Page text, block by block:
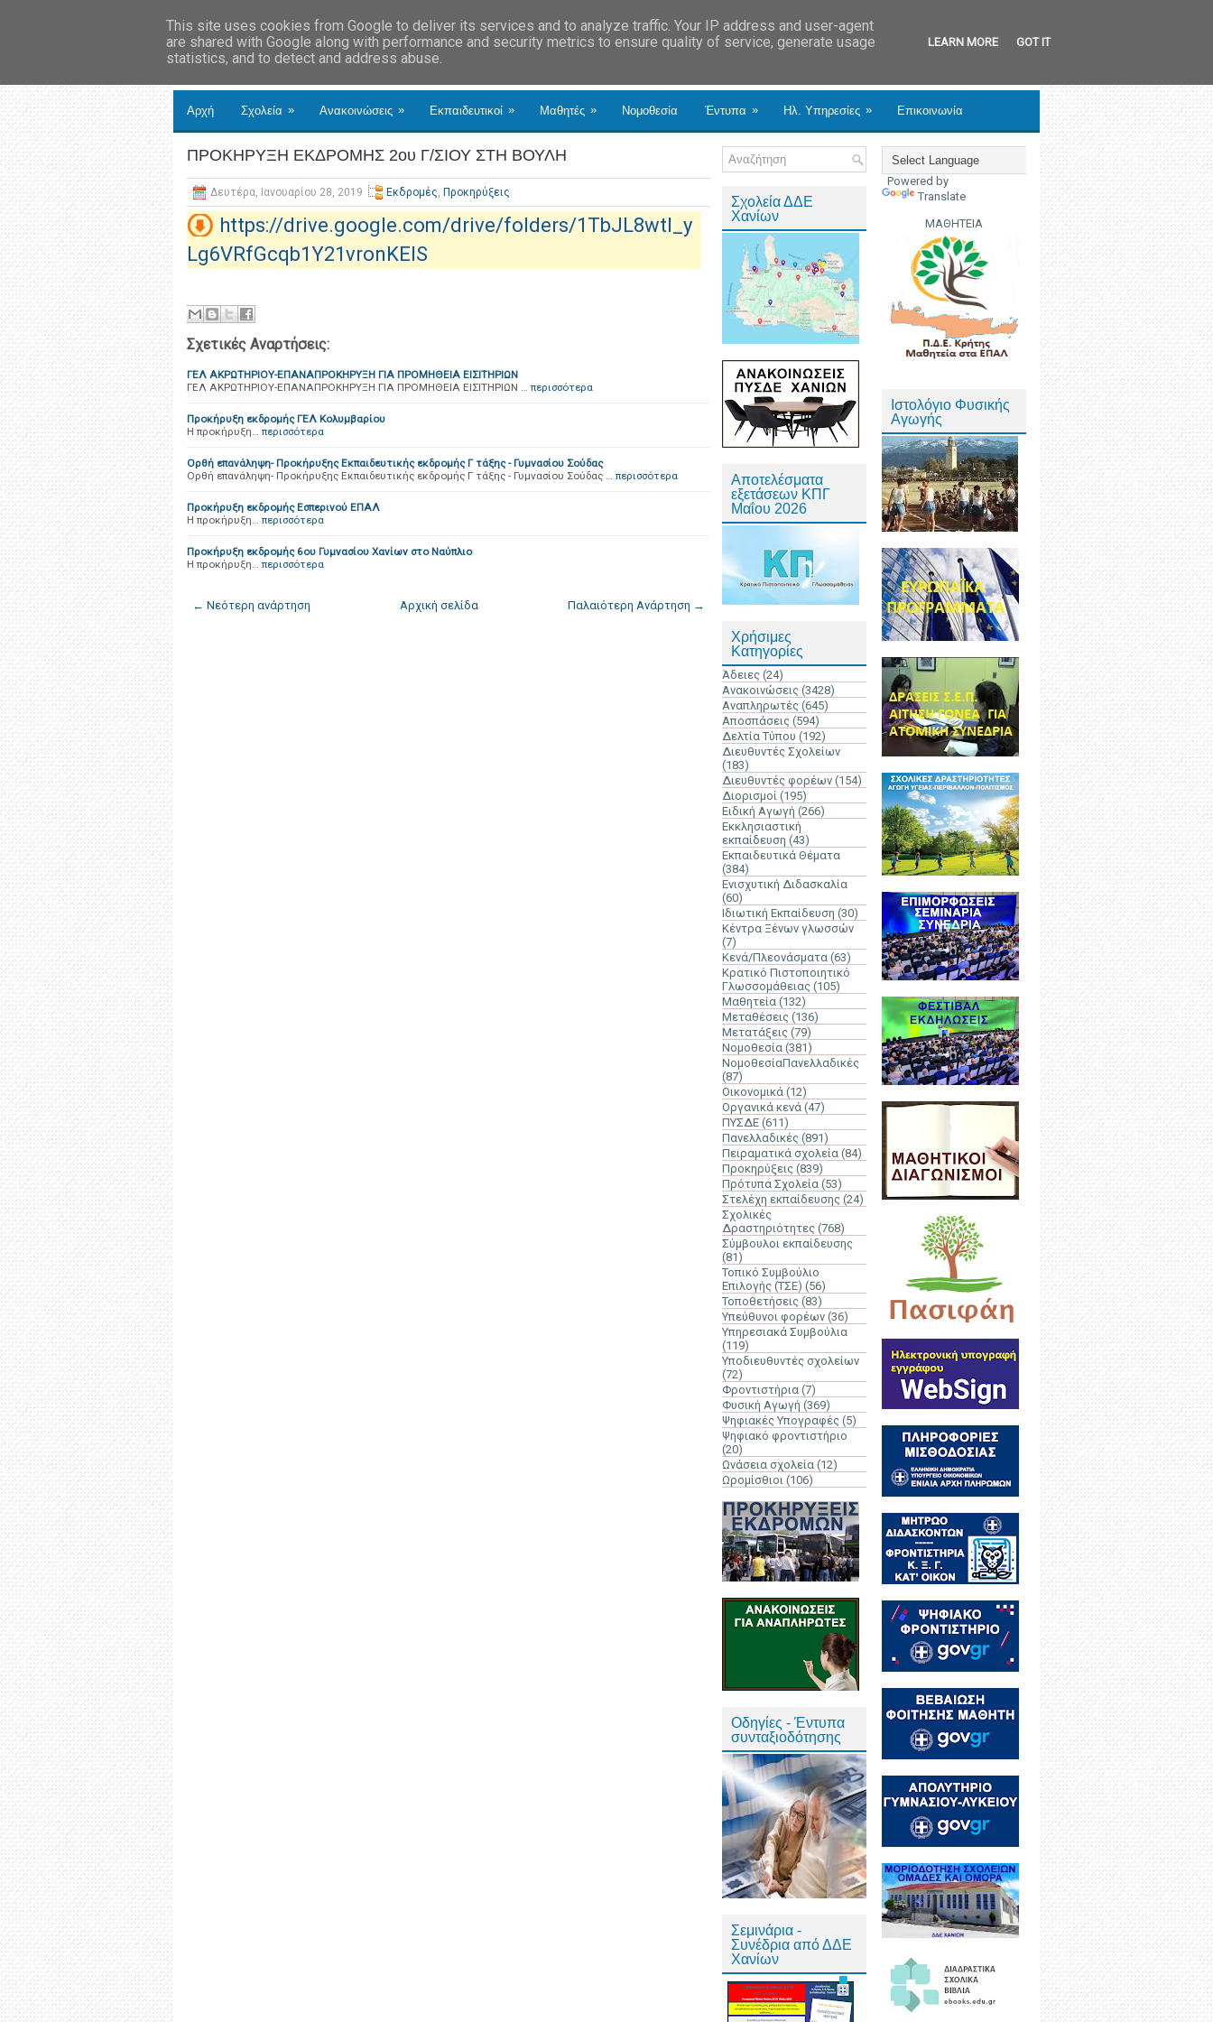
Αρχή Σχολεία » Ανακοινώσεις » Εκπαιδευτικοί » Μαθητές » Νομοθεσία Έντυπα » Ηλ. Υπηρεσίες » Επικοινωνία
ΠΡΟΚΗΡΥΞΗ ΕΚΔΡΟΜΗΣ 2ου Γ/ΣΙΟΥ ΣΤΗ ΒΟΥΛΗ
Δευτέρα, Ιανουαρίου 28, 2019 Εκδρομές, Προκηρύξεις
https://drive.google.com/drive/folders/1TbJL8wtl_y
Lg6VRfGcqb1Y21vronKEIS
Σχετικές Αναρτήσεις:
ΓΕΛ ΑΚΡΩΤΗΡΙΟΥ-ΕΠΑΝΑΠΡΟΚΗΡΥΞΗ ΓΙΑ ΠΡΟΜΗΘΕΙΑ ΕΙΣΙΤΗΡΙΩΝ
ΓΕΛ ΑΚΡΩΤΗΡΙΟΥ-ΕΠΑΝΑΠΡΟΚΗΡΥΞΗ ΓΙΑ ΠΡΟΜΗΘΕΙΑ ΕΙΣΙΤΗΡΙΩΝ … περισσότερα
Προκήρυξη εκδρομής ΓΕΛ Κολυμβαρίου
Η προκήρυξη… περισσότερα
Ορθή επανάληψη- Προκήρυξης Εκπαιδευτικής εκδρομής Γ τάξης - Γυμνασίου Σούδας
Ορθή επανάληψη- Προκήρυξης Εκπαιδευτικής εκδρομής Γ τάξης - Γυμνασίου Σούδας … περισσότερα
Προκήρυξη εκδρομής Εσπερινού ΕΠΑΛ
Η προκήρυξη… περισσότερα
Προκήρυξη εκδρομής 6ου Γυμνασίου Χανίων στο Ναύπλιο
Η προκήρυξη… περισσότερα
← Νεότερη ανάρτηση Παλαιότερη Ανάρτηση →
Αρχική σελίδα
Σχολεία ΔΔΕ
Χανίων
Αποτελέσματα
εξετάσεων ΚΠΓ
Μαΐου 2026
Χρήσιμες
Κατηγορίες
Άδειες (24)
Ανακοινώσεις (3428)
Αναπληρωτές (645)
Αποσπάσεις (594)
Δελτία Τύπου (192)
Διευθυντές Σχολείων
(183)
Διευθυντές φορέων (154)
Διορισμοί (195)
Ειδική Αγωγή (266)
Εκκλησιαστική
εκπαίδευση (43)
Εκπαιδευτικά Θέματα
(384)
Ενισχυτική Διδασκαλία
(60)
Ιδιωτική Εκπαίδευση (30)
Κέντρα Ξένων γλωσσών
(7)
Κενά/Πλεονάσματα (63)
Κρατικό Πιστοποιητικό
Γλωσσομάθειας (105)
Μαθητεία (132)
Μεταθέσεις (136)
Μετατάξεις (79)
Νομοθεσία (381)
ΝομοθεσίαΠανελλαδικές
(87)
Οικονομικά (12)
Οργανικά κενά (47)
ΠΥΣΔΕ (611)
Πανελλαδικές (891)
Πειραματικά σχολεία (84)
Προκηρύξεις (839)
Πρότυπα Σχολεία (53)
Στελέχη εκπαίδευσης (24)
Σχολικές
Δραστηριότητες (768)
Σύμβουλοι εκπαίδευσης
(81)
Τοπικό Συμβούλιο
Επιλογής (ΤΣΕ) (56)
Τοποθετήσεις (83)
Υπεύθυνοι φορέων (36)
Υπηρεσιακά Συμβούλια
(119)
Υποδιευθυντές σχολείων
(72)
Φροντιστήρια (7)
Φυσική Αγωγή (369)
Ψηφιακές Υπογραφές (5)
Ψηφιακό φροντιστήριο
(20)
Ωνάσεια σχολεία (12)
Ωρομίσθιοι (106)
Οδηγίες - Έντυπα
συνταξιοδότησης
Σεμινάρια -
Συνέδρια από ΔΔΕ
Χανίων
Powered by
Translate
ΜΑΘΗΤΕΙΑ
Ιστολόγιο Φυσικής
Αγωγής
This site uses cookies from Google to deliver its services and to analyze traffic. Your IP address and user-agent
are shared with Google along with performance and security metrics to ensure quality of service, generate usage
statistics, and to detect and address abuse.
LEARN MORE GOT IT